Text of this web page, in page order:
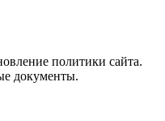
политики сайта.
документы.